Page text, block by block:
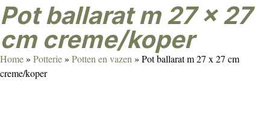
Pot ballarat m 27 x 27
cm creme/koper
Home» Potterie» Potten en vazen » Pot ballarat m 27 x 27 cm
creme/koper